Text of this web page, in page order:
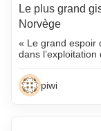
Le plus grand
Norvège
« Le grand espoir
dans
piwi